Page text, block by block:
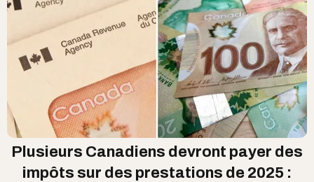
Plusieurs Canadiens devront payer des
impôts sur des prestations de 2025 :